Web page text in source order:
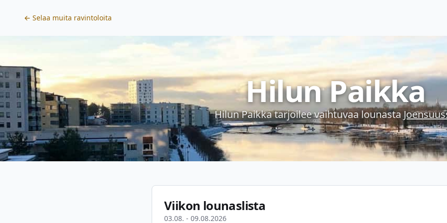
← Selaa muita ravintoloita
Hilun Paikka
Hilun Paikkatarjoilee vaihtuvaa lounasta
Viikon lounaslista
03.08. - 09.08.2026